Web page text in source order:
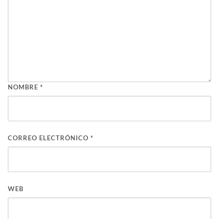
NOMBRE *
CORREO ELECTRÓNICO *
WEB